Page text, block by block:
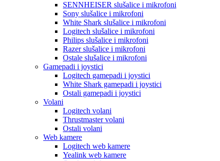
SENNHEISER slušalice i mikrofoni
Sony slušalice i mikrofoni
White Shark slušalice i mikrofoni
Logitech slušalice i mikrofoni
Philips slušalice i mikrofoni
Razer slušalice i mikrofoni
Ostale slušalice i mikrofoni
Gamepadi i joystici
Logitech gamepadi i joystici
White Shark gamepadi i joystici
Ostali gamepadi i joystici
Volani
Logitech volani
Thrustmaster volani
Ostali volani
Web kamere
Logitech web kamere
Yealink web kamere